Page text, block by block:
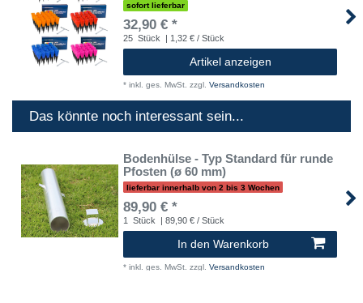
sofort lieferbar
32,90 € *
25 Stück | 1,32 € / Stück
Artikel anzeigen
* inkl. ges. MwSt. zzgl. Versandkosten
Das könnte noch interessant sein...
Bodenhülse - Typ Standard für runde
Pfosten (ø 60 mm)
lieferbar innerhalb von 2 bis 3 Wochen
89,90 € *
1 Stück | 89,90 € / Stück
In den Warenkorb
* inkl. ges. MwSt. zzgl. Versandkosten